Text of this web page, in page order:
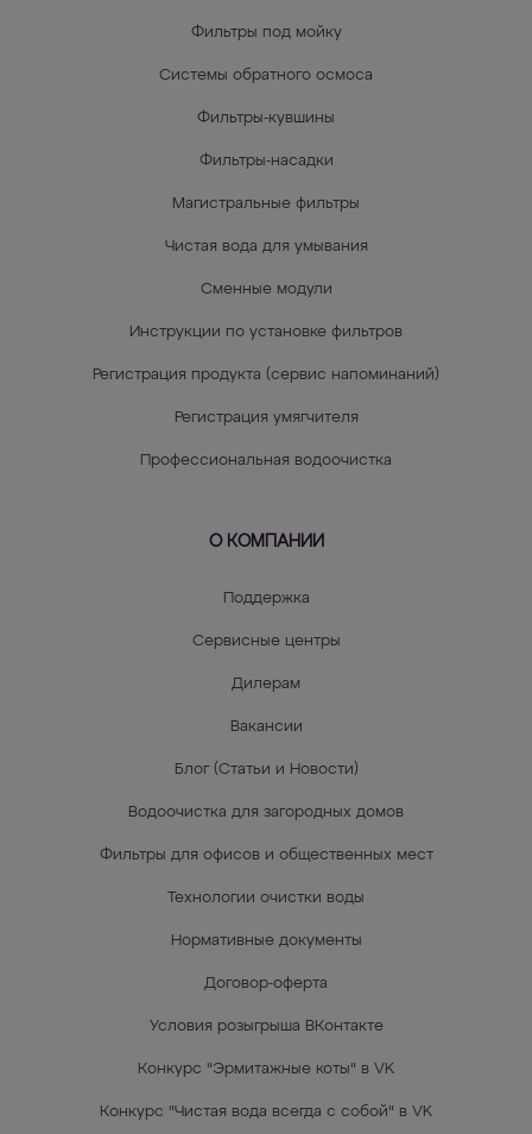
Фильтры под мойку
Системы обратного осмоса
Фильтры-кувшины
Фильтры-насадки
Магистральные фильтры
Чистая вода для умывания
Сменные модули
Инструкции по установке фильтров
Регистрация продукта (сервис напоминаний)
Регистрация умягчителя
Профессиональная водоочистка
О КОМПАНИИ
Поддержка
Сервисные центры
Дилерам
Вакансии
Блог (Статьи и Новости)
Водоочистка для загородных домов
Фильтры для офисов и общественных мест
Технологии очистки воды
Нормативные документы
Договор-оферта
Условия розыгрыша ВКонтакте
Конкурс "Эрмитажные коты" в VK
Конкурс "Чистая вода всегда с собой" в VK